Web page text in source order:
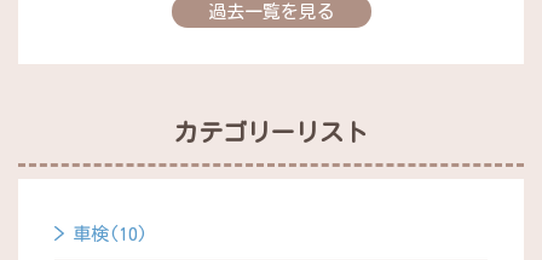
過去一覧を見る
カテゴリーリスト
車検(10)